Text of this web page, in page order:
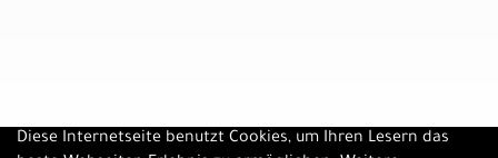
Diese Internetseite benutzt Cookies, um Ihren Lesern das